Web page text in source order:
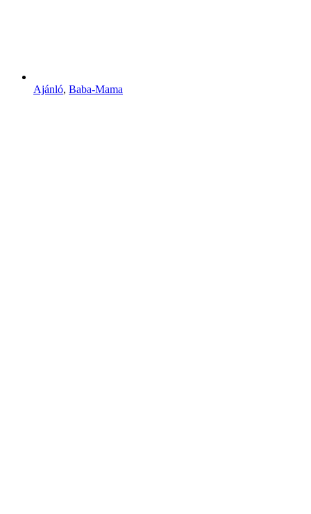
Ajánló, Baba-Mama